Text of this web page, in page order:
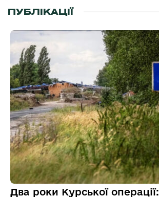
ПУБЛІКАЦІЇ
Два роки Курської операції: